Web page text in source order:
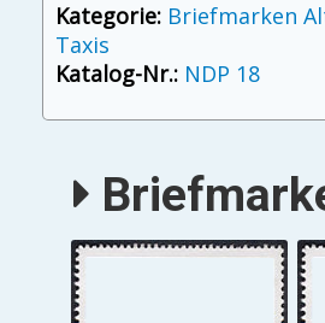
Kategorie: Briefmarken
Taxis
Katalog-Nr.: NDP 18